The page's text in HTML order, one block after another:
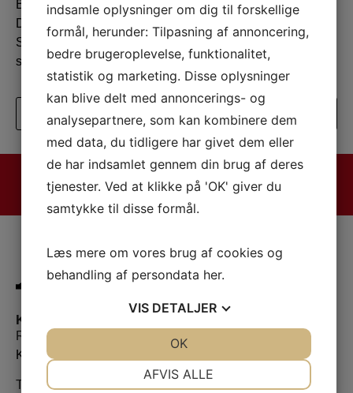
Bønnelykke El, Gela Wood Design, Work System
Danmark, Jevith, Brevis Forsikringsmæglere, MM
Stilladser og Kosan Gascenter Fyn for deres uundværlige
støtte.
Se alle nyheder
Vi tager ansvar og skaber muligheder med STOLTHED -
LIGEVÆRDIGHED - SAMARBEJDE
Kontaktinformation
Ryslinge Tagdækning A/S
Korsvangen 15, 5750 Ringe
Tlf:
+45 62 27 25 25
indsamle oplysninger om dig til forskellige
formål, herunder: Tilpasning af annoncering,
bedre brugeroplevelse, funktionalitet,
statistik og marketing. Disse oplysninger
kan blive delt med annoncerings- og
analysepartnere, som kan kombinere dem
med data, du tidligere har givet dem eller
de har indsamlet gennem din brug af deres
tjenester. Ved at klikke på 'OK' giver du
samtykke til disse formål.
Læs mere om vores brug af cookies og
behandling af persondata her.
VIS DETALJER
AFVIS ALLE
OK